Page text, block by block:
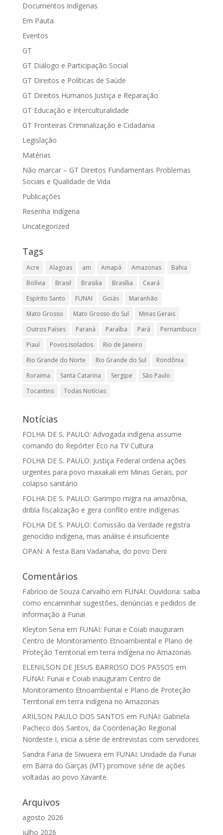
Documentos Indígenas
Em Pauta
Eventos
GT
GT Diálogo e Participação Social
GT Direitos e Políticas de Saúde
GT Direitos Humanos Justiça e Reparação
GT Educação e Interculturalidade
GT Fronteiras Criminalização e Cidadania
Legislação
Matérias
Não marcar – GT Direitos Fundamentais Problemas
Sociais e Qualidade de Vida
Publicações
Resenha Indígena
Uncategorized
Tags
Acre Alagoas am Amapá Amazonas
Bahia
Bolívia
Brasil Brasilia Brasília
Ceará
Espírito Santo
FUNAI Goiás
Maranhão
Mato Grosso
Mato Grosso do Sul
Minas Gerais
Outros Países
Paraná Paraíba Pará
Pernambuco
Piauí
Povos Isolados
Rio de Janeiro
Rio Grande do Norte
Rio Grande do Sul
Rondônia
Roraima
Santa Catarina Sergipe
São Paulo
Tocantins
Todas Notícias
Notícias
FOLHA DE S. PAULO: Advogada indígena assume
comando do Repórter Eco na TV Cultura
FOLHA DE S. PAULO: Justiça Federal ordena ações
urgentes para povo maxakali em Minas Gerais, por
colapso sanitário
FOLHA DE S. PAULO: Garimpo migra na amazônia,
dribla fiscalização e gera conflito entre indígenas
FOLHA DE S. PAULO: Comissão da Verdade registra
genocídio indígena, mas análise é insuficiente
OPAN: A festa Bani Vadanaha, do povo Deni
Comentários
Fabrício de Souza Carvalho em FUNAI: Ouvidoria: saiba
como encaminhar sugestões, denúncias e pedidos de
informação à Funai
Kleyton Sena em FUNAI: Funai e Coiab inauguram
Centro de Monitoramento Etnoambiental e Plano de
Proteção Territorial em terra indígena no Amazonas
ELENILSON DE JESUS BARROSO DOS PASSOS em
FUNAI: Funai e Coiab inauguram Centro de
Monitoramento Etnoambiental e Plano de Proteção
Territorial em terra indígena no Amazonas
ARILSON PAULO DOS SANTOS em FUNAI: Gabriela
Pacheco dos Santos, da Coordenação Regional
Nordeste I, inicia a série de entrevistas com servidores
Sandra Faria de Siwueira em FUNAI: Unidade da Funai
em Barra do Garças (MT) promove série de ações
voltadas ao povo Xavante
Arquivos
agosto 2026
julho 2026